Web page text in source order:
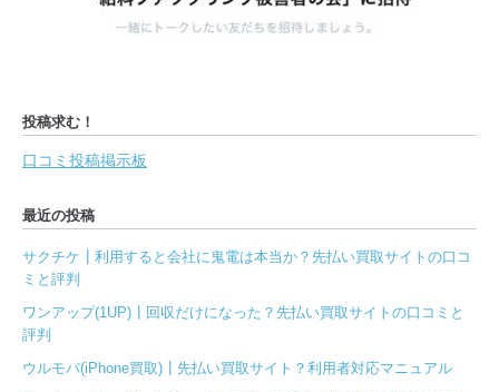
投稿求む！
口コミ投稿掲示板
最近の投稿
サクチケ┃利用すると会社に鬼電は本当か？先払い買取サイトの口コ
ミと評判
ワンアップ(1UP)┃回収だけになった？先払い買取サイトの口コミと
評判
ウルモバ(iPhone買取)┃先払い買取サイト？利用者対応マニュアル